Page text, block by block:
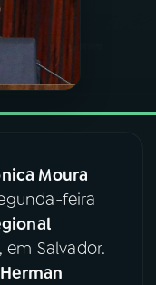
Moura
feira
em Salvador.
Herman